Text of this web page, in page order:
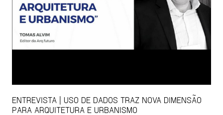
ENTREVISTA | USO DE DADOS TRAZ NOVA DIMENSÃO
PARA ARQUITETURA E URBANISMO